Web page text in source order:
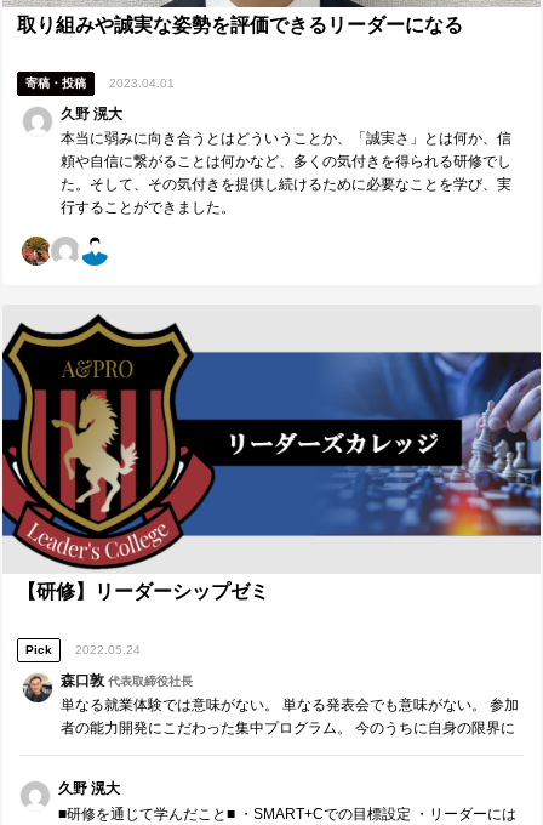
取り組みや誠実な姿勢を評価できるリーダーになる
寄稿・投稿 2023.04.01
久野 滉大
本当に弱みに向き合うとはどういうことか、「誠実さ」とは何か、信
頼や自信に繋がることは何かなど、多くの気付きを得られる研修でし
た。そして、その気付きを提供し続けるために必要なことを学び、実
行することができました。
【研修】リーダーシップゼミ
Pick 2022.05.24
森口敦代表取締役社長
単なる就業体験では意味がない。 単なる発表会でも意味がない。 参加
者の能力開発にこだわった集中プログラム。 今のうちに自身の限界に
あるリーダーのための特別プログラムです。
久野 滉大
■研修を通じて学んだこと■ ・SMART+Cでの目標設定 ・リーダーには